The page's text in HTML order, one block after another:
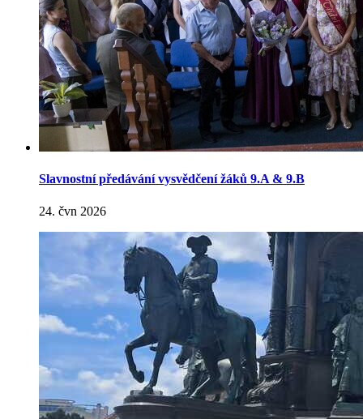
Slavnostní předávání vysvědčení žáků 9.A & 9.B
24. čvn 2026